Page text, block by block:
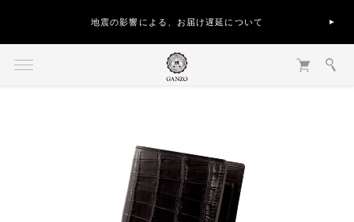
地震の影響による、お届け遅延について